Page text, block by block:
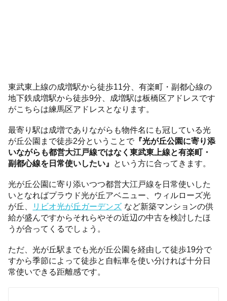
東武東上線の成増駅から徒歩11分、有楽町・副都心線の
地下鉄成増駅から徒歩9分、成増駅は板橋区アドレスです
がこちらは練馬区アドレスとなります。
最寄り駅は成増でありながらも物件名にも冠している光
が丘公園まで徒歩2分ということで『光が丘公園に寄り添
いながらも都営大江戸線ではなく東武東上線と有楽町・
副都心線を日常使いしたい』 という方に合ってきます。
光が丘公園に寄り添いつつ都営大江戸線を日常使いした
いとなればプラウド光が丘アベニュー、ウィルローズ光
が丘、
リビオ光が丘ガーデンズ など新築マンションの供
給が盛んですからそれらやその近辺の中古を検討したほ
うが合ってくるでしょう。
ただ、光が丘駅までも光が丘公園を経由して徒歩19分で
すから季節によって徒歩と自転車を使い分ければ十分日
常使いできる距離感です。